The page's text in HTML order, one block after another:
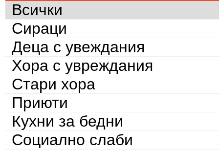
Всички
Сираци
Деца с увеждания
Хора с увреждания
Стари хора
Приюти
Кухни за бедни
Социално слаби